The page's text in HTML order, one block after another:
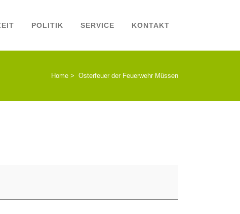
POLITIK SERVICE KONTAKT
Home > Osterfeuer der Feuerwehr Müssen